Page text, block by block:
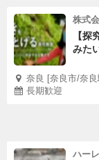
株式
【
みた
奈良 [奈良市/奈
長期歓迎
ハー